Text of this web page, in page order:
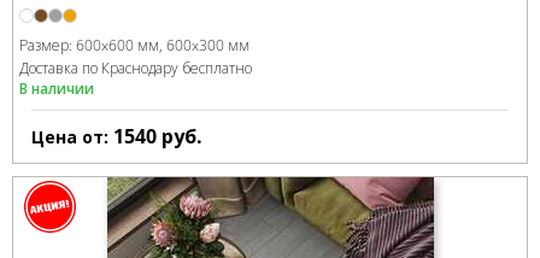
Размер: 600x600 мм 600x300 мм
Доставка по Краснодару бесплатно
В наличии
Цена от: 1540 руб.